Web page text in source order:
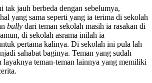
tak jauh berbeda dengan sebelumya,
yang sama seperti yang ia terima di sekolah
bully dari teman sekolah masih ia rasakan di
di sekolah asrama inilah ia
pertama kalinya. Di sekolah ini pula lah
sahabat baginya. Teman yang sudah
layaknya teman-teman lainnya yang memiliki